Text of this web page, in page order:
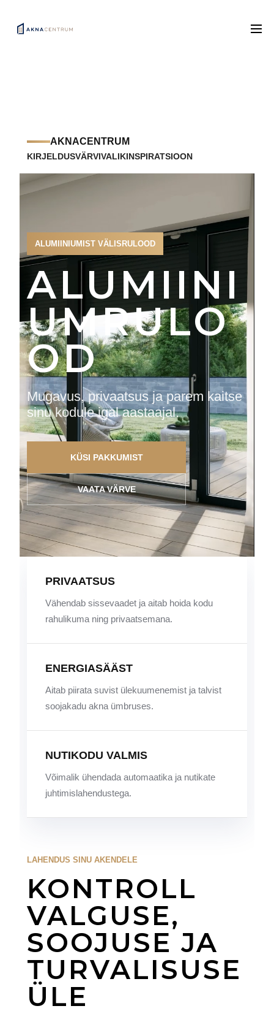
AKNACENTRUM
KIRJELDUSVÄRVIVALIKINSPIRATSIOON
ALUMIINIUMIST VÄLISRULOOD
ALUMIINI
UMRULO
OD
Mugavus, privaatsus ja parem kaitse
sinu kodule igal aastaajal.
KÜSI PAKKUMIST
VAATA VÄRVE
PRIVAATSUS
Vähendab sissevaadet ja aitab hoida kodu
rahulikuma ning privaatsemana.
ENERGIASÄÄST
Aitab piirata suvist ülekuumenemist ja talvist
soojakadu akna ümbruses.
NUTIKODU VALMIS
Võimalik ühendada automaatika ja nutikate
juhtimislahendustega.
LAHENDUS SINU AKENDELE
KONTROLL
VALGUSE,
SOOJUSE JA
TURVALISUSE
ÜLE